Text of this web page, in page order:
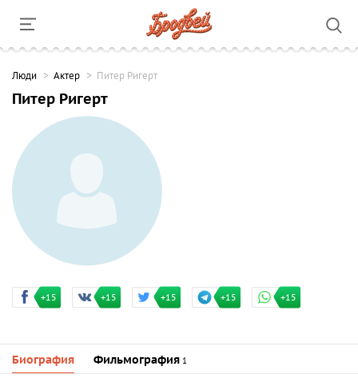
Люди Актер Питер Ригерт
Питер Ригерт
+15 +15 +15 +15 +15
Биография Фильмография 1